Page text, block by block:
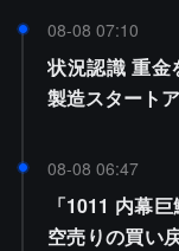
08-08 07:10
状況認識 重金
製造スタート
08-08 06:47
「1011 内幕
空売りの買い